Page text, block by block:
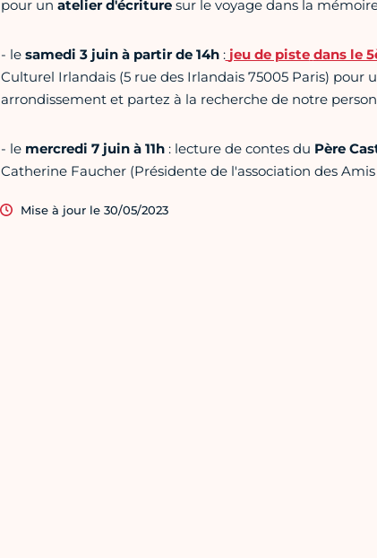
pour un atelier d'écrituresur le voyage dans la
- le samedi 3 juin à partir de 14h: jeu de piste dans le
Culturel Irlandais (5 rue des Irlandais 75005 Paris) pour
arrondissement et partez à la recherche de notre
- le mercredi 7 juin à 11h: lecture de contes du Père
Catherine Faucher (Présidente de l'association des
Mise à jour le 30/05/2023